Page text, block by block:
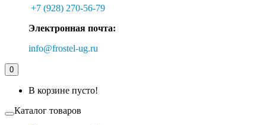
+7 (928) 270-56-79
Электронная почта:
info@frostel-ug.ru
0
В корзине пусто!
Каталог товаров